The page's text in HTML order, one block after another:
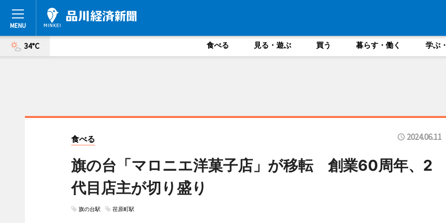
34°C 食べる 見る・遊ぶ 買う 暮らす・働く 学ぶ
食べる 2024.06.11
旗の台「マロニエ洋菓子店」が移転 創業60周年、2
代目店主が切り盛り
旗の台駅 荏原町駅